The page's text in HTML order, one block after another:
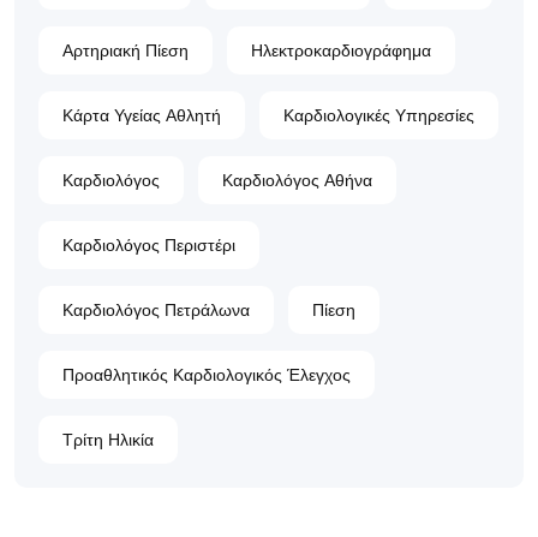
Αρτηριακή Πίεση Ηλεκτροκαρδιογράφημα
Κάρτα Υγείας Αθλητή Καρδιολογικές Υπηρεσίες
Καρδιολόγος Καρδιολόγος Αθήνα
Καρδιολόγος Περιστέρι
Καρδιολόγος Πετράλωνα Πίεση
Προαθλητικός Καρδιολογικός Έλεγχος
Τρίτη Ηλικία